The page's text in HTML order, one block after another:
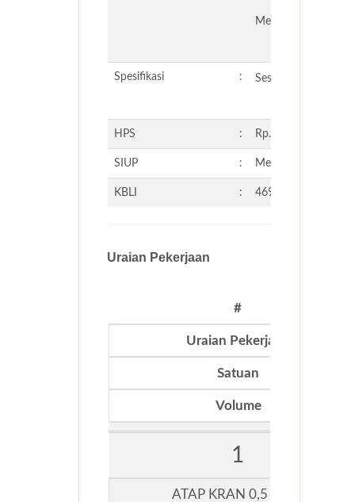
Memiliki
Spesifikasi : Sesuai dokumen
HPS : Rp. 326.378.250,00
SIUP : Menengah
KBLI : 46900 -
Uraian Pekerjaan
#
Uraian Pekerjaan
Satuan
Volume
1
ATAP KRAN 0,5 INCH